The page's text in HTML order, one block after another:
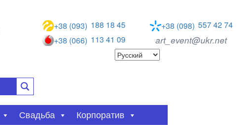
+38 (093) 188 18 45 +38 (098) 557 42 74
+38 (066) 113 41 09 art_event@ukr.net
Свадьба Корпоратив